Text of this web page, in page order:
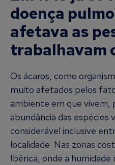
doença
afetava as
trabalhavam
Os ácaros, como
muito afetados pelos
ambiente em que vivem,
abundância das espécies
considerável inclusive
localidade. Nas zonas
Ibérica, onde a humidade